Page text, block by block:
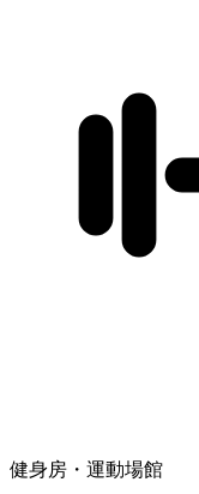
健身房・運動場館